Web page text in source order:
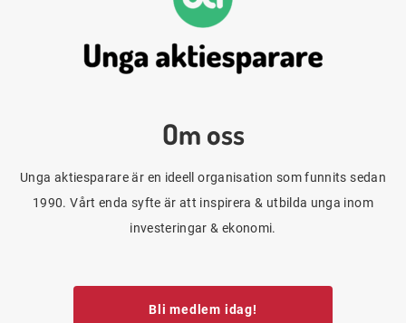
Om oss
Unga aktiesparare är en ideell organisation som funnits sedan
1990. Vårt enda syfte är att inspirera & utbilda unga inom
investeringar & ekonomi.
Bli medlem idag!